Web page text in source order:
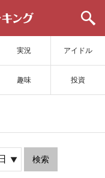
実況 アイドル
趣味 投資
検索